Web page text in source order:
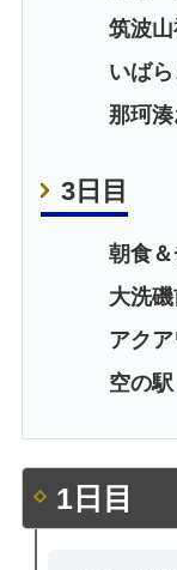
筑波
いば
那珂
3日目
朝食
大洗
アク
空の
1日目